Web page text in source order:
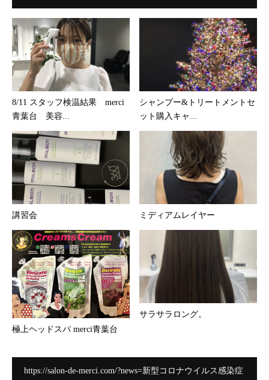
8/11 スタッフ検温結果 merci
青葉台 美容...
シャンプー&トリートメントセ
ット購入キャ...
講習会 ミディアムレイヤー
極上ヘッドスパ merci青葉台
サラサラロング。
https://salon-de-merci.com/?news=新型コロナウイルス感染症